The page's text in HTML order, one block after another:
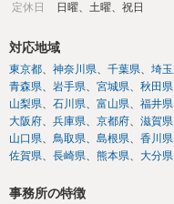
定休日
日曜、土曜、祝日
対応地域
東京都 神奈川県 千葉県 埼
青森県
岩手県 宮城県 秋田県
山梨県
石川県 富山県 福井県
大阪府
兵庫県 京都府 滋賀県
山口県
鳥取県 島根県 香川県
佐賀県
長崎県 熊本県 大分県
事務所の特徴